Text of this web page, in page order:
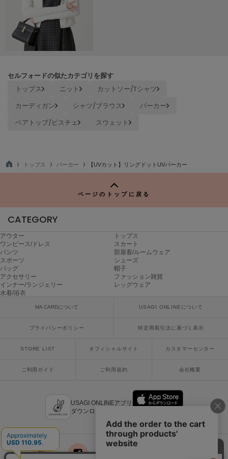
Mila Owen
MOIGE
モワージュ
ミュシャ
ニューバランス
ナウンス
ヌル
On
オン
Onitsuka Tiger
オニツカ タイガー
Philly chocolate
フィリーチョコレート
セルフォードの似たカテゴリを探す
トップス ニット
カットソー/Tシャツ
カーディガン
シャツ/ブラウス
パーカー
ベアトップ/ビスチェ
スウェット
TO
トップス パーカー 【UVカット】リングドットUVパーカー
ページのトップに戻る
CATEGORY
アウター
トップス
ワンピース/ドレス
スカート
パンツ
部屋着/ルームウェア
スポーツ
シューズ
バッグ
帽子
アクセサリー
ファッション雑貨
インナー/ランジェリー
レッグウェア
水着/浴衣
MA CARDについて USAGI ONLINEについて
プライバシーポリシー 特定商取引法に基づく表示
STORE LIST オフィシャルサイト カスタマーセンター
ご利用ガイド ご利用規約 会社概要
USAGI ONLINEアプリ
ダウンロードはこちら